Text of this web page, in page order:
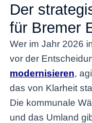
Der
für Bremer
Wer im Jahr 2026
vor der
modernisieren,
das von Klarheit
Die kommunale
und das Umland